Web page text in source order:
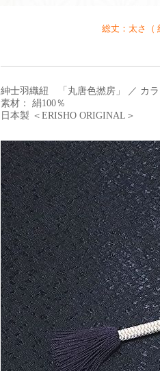
総丈：太さ（
紳士羽織紐 「丸唐色撚房」 ／ カ
素材： 絹100％
日本製 ＜ERISHO ORIGINAL＞